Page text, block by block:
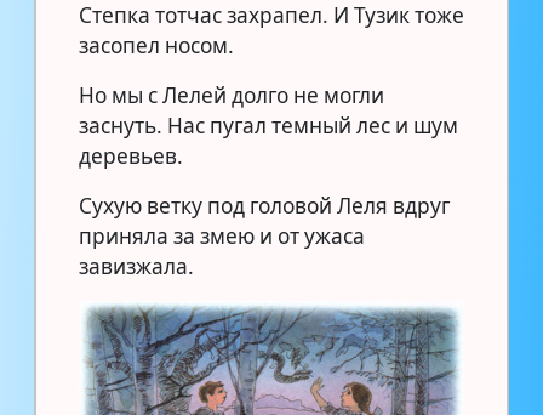
Степка тотчас захрапел. И Тузик тоже
засопел носом.
Но мы с Лелей долго не могли
заснуть. Нас пугал темный лес и шум
деревьев.
Сухую ветку под головой Леля вдруг
приняла за змею и от ужаса
завизжала.